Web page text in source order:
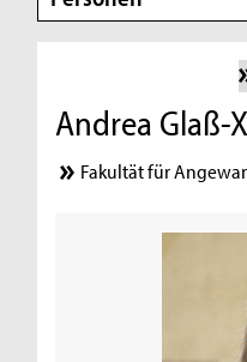
Andrea Glaß-
Fakultät für